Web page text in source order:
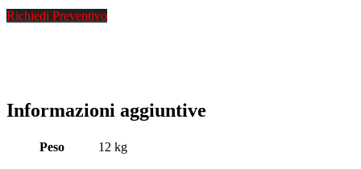
Richiedi Preventivo
Informazioni aggiuntive
Peso 12 kg